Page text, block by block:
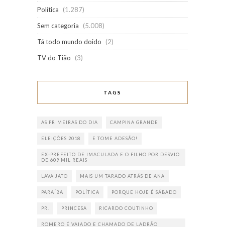
Política
(1.287)
Sem categoria
(5.008)
Tá todo mundo doido
(2)
TV do Tião
(3)
TAGS
AS PRIMEIRAS DO DIA CAMPINA GRANDE
ELEIÇÕES 2018 E TOME ADESÃO!
EX-PREFEITO DE IMACULADA E O FILHO POR DESVIO
DE 609 MIL REAIS
LAVA JATO MAIS UM TARADO ATRÁS DE ANA
PARAÍBA POLÍTICA PORQUE HOJE É SÁBADO
PR. PRINCESA RICARDO COUTINHO
ROMERO É VAIADO E CHAMADO DE LADRÃO